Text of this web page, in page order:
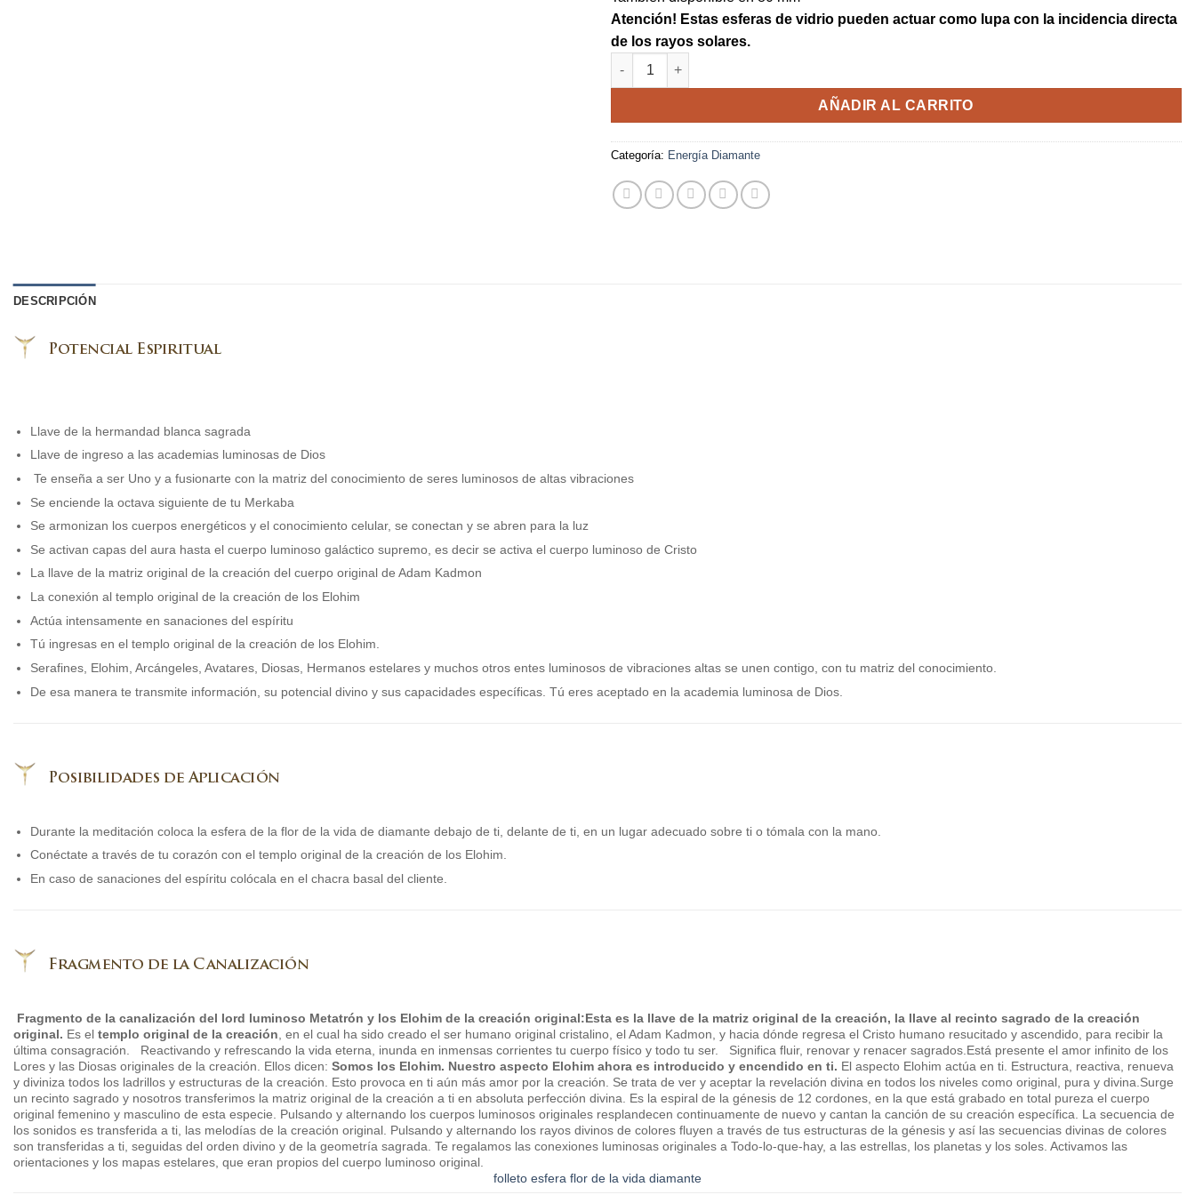
Atención! Estas esferas de vidrio pueden actuar como lupa con la incidencia directa
de los rayos solares.
Esfera de la Flor de la Vida diamante pequeña cantidad
AÑADIR AL CARRITO
Categoría: Energía Diamante
DESCRIPCIÓN
Llave de la hermandad blanca sagrada
Llave de ingreso a las academias luminosas de Dios
Te enseña a ser Uno y a fusionarte con la matriz del conocimiento de seres luminosos de altas vibraciones
Se enciende la octava siguiente de tu Merkaba
Se armonizan los cuerpos energéticos y el conocimiento celular, se conectan y se abren para la luz
Se activan capas del aura hasta el cuerpo luminoso galáctico supremo, es decir se activa el cuerpo luminoso de Cristo
La llave de la matriz original de la creación del cuerpo original de Adam Kadmon
La conexión al templo original de la creación de los Elohim
Actúa intensamente en sanaciones del espíritu
Tú ingresas en el templo original de la creación de los Elohim.
Serafines, Elohim, Arcángeles, Avatares, Diosas, Hermanos estelares y muchos otros entes luminosos de vibraciones altas se unen contigo, con tu matriz del conocimiento.
De esa manera te transmite información, su potencial divino y sus capacidades específicas. Tú eres aceptado en la academia luminosa de Dios.
Durante la meditación coloca la esfera de la flor de la vida de diamante debajo de ti, delante de ti, en un lugar adecuado sobre ti o tómala con la mano.
Conéctate a través de tu corazón con el templo original de la creación de los Elohim.
En caso de sanaciones del espíritu colócala en el chacra basal del cliente.
Fragmento de la canalización del lord luminoso Metatrón y los Elohim de la creación original:Esta es la llave de la matriz original de la creación, la llave al recinto sagrado de la creación
original. Es el templo original de la creación , en el cual ha sido creado el ser humano original cristalino, el Adam Kadmon, y hacia dónde regresa el Cristo humano resucitado y ascendido, para recibir la
última consagración. Reactivando y refrescando la vida eterna, inunda en inmensas corrientes tu cuerpo físico y todo tu ser. Significa fluir, renovar y renacer sagrados.Está presente el amor infinito de los
Lores y las Diosas originales de la creación. Ellos dicen: Somos los Elohim. Nuestro aspecto Elohim ahora es introducido y encendido en ti. El aspecto Elohim actúa en ti. Estructura, reactiva, renueva
y diviniza todos los ladrillos y estructuras de la creación. Esto provoca en ti aún más amor por la creación. Se trata de ver y aceptar la revelación divina en todos los niveles como original, pura y divina.Surge
un recinto sagrado y nosotros transferimos la matriz original de la creación a ti en absoluta perfección divina. Es la espiral de la génesis de 12 cordones, en la que está grabado en total pureza el cuerpo
original femenino y masculino de esta especie. Pulsando y alternando los cuerpos luminosos originales resplandecen continuamente de nuevo y cantan la canción de su creación específica. La secuencia de
los sonidos es transferida a ti, las melodías de la creación original. Pulsando y alternando los rayos divinos de colores fluyen a través de tus estructuras de la génesis y así las secuencias divinas de colores
son transferidas a ti, seguidas del orden divino y de la geometría sagrada. Te regalamos las conexiones luminosas originales a Todo-lo-que-hay, a las estrellas, los planetas y los soles. Activamos las
orientaciones y los mapas estelares, que eran propios del cuerpo luminoso original.
folleto esfera flor de la vida diamante